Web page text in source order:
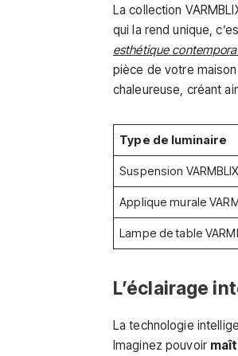
La collection
qui la rend unique,
esthétique
pièce de votre
chaleureuse, créant
Type de luminaire
Suspension
Applique murale
Lampe de table
L’éclairage
La technologie
Imaginez pouvoir